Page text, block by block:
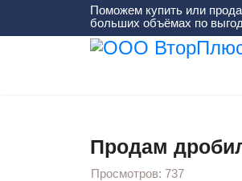
Поможем купить или
больших объёмах по
Продам
Просмотров: 737